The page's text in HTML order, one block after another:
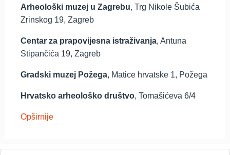
Arheološki muzej u Zagrebu, Trg Nikole Šubića
Zrinskog 19, Zagreb
Centar za prapovijesna istraživanja, Antuna
Stipančića 19, Zagreb
Gradski muzej Požega, Matice hrvatske 1, Požega
Hrvatsko arheološko društvo, Tomašićeva 6/4
Opširnije